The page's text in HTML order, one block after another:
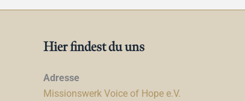
Hier findest du uns
Adresse
Missionswerk Voice of Hope e.V.